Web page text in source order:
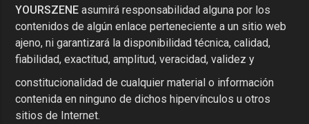
YOURSZENE asumirá responsabilidad alguna por los
contenidos de algún enlace perteneciente a un sitio web
ajeno, ni garantizará la disponibilidad técnica, calidad,
fiabilidad, exactitud, amplitud, veracidad, validez y
constitucionalidad de cualquier material o información
contenida en ninguno de dichos hipervínculos u otros
sitios de Internet.